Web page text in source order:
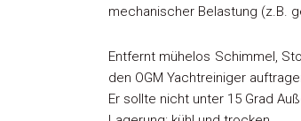
mechanischer Belastung (z.B.
Entfernt mühelos Schimmel,
den OGM Yachtreiniger
Er sollte nicht unter 15 Grad